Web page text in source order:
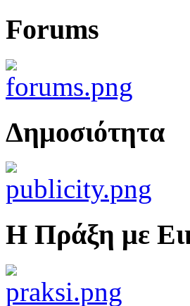
Forums
Δημοσιότητα
Η Πράξη με